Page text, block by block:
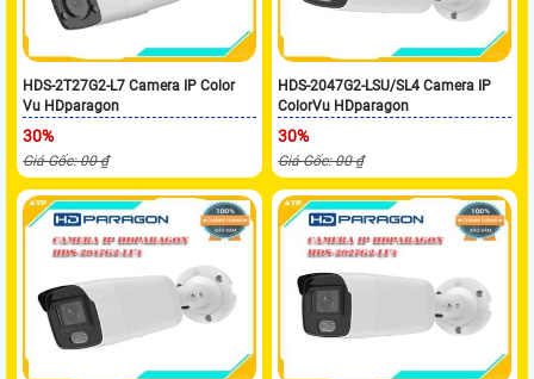
HDS-2T27G2-L7 Camera IP Color
Vu HDparagon
30%
Giá Gốc: 00 ₫
HDS-2047G2-LSU/SL4 Camera IP
ColorVu HDparagon
30%
Giá Gốc: 00 ₫